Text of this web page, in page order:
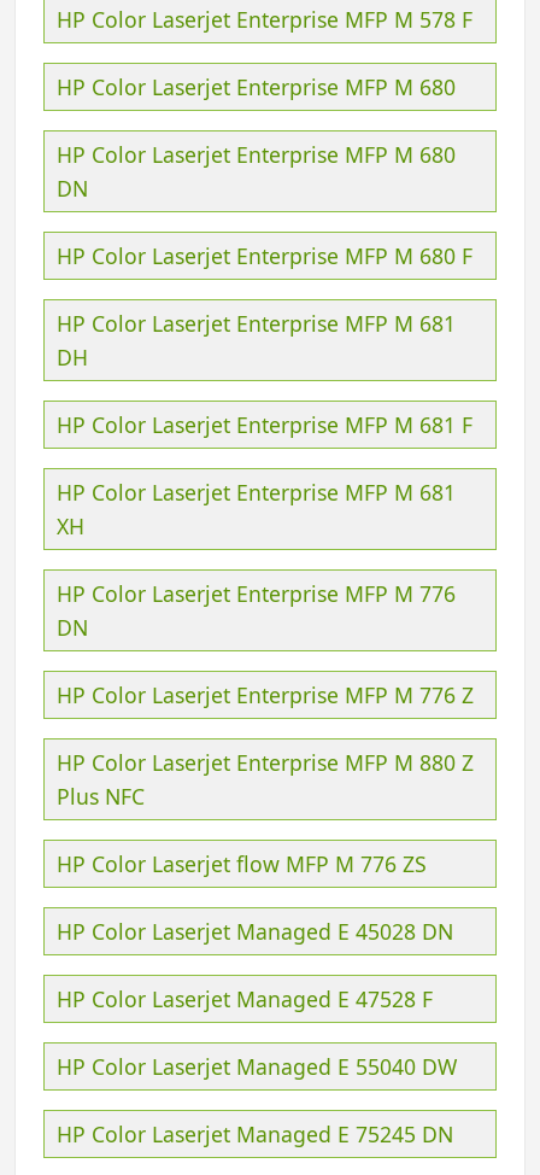
HP Color Laserjet Enterprise MFP M 578 F
HP Color Laserjet Enterprise MFP M 680
HP Color Laserjet Enterprise MFP M 680
DN
HP Color Laserjet Enterprise MFP M 680 F
HP Color Laserjet Enterprise MFP M 681
DH
HP Color Laserjet Enterprise MFP M 681 F
HP Color Laserjet Enterprise MFP M 681
XH
HP Color Laserjet Enterprise MFP M 776
DN
HP Color Laserjet Enterprise MFP M 776 Z
HP Color Laserjet Enterprise MFP M 880 Z
Plus NFC
HP Color Laserjet flow MFP M 776 ZS
HP Color Laserjet Managed E 45028 DN
HP Color Laserjet Managed E 47528 F
HP Color Laserjet Managed E 55040 DW
HP Color Laserjet Managed E 75245 DN